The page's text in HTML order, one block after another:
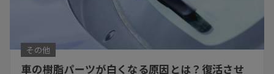
その他
車の樹脂パーツが白くなる原因とは？復活させ